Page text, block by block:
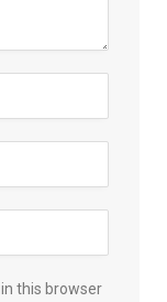
this browser